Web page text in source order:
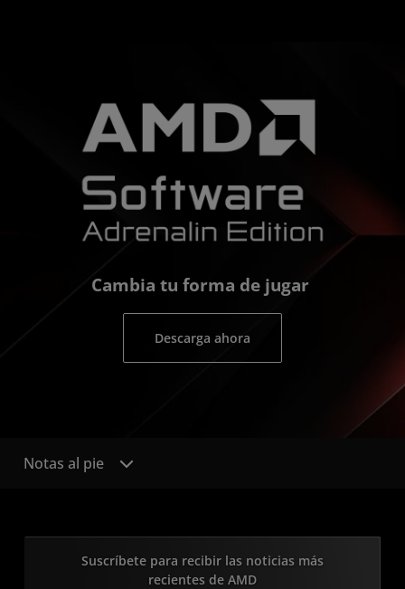
Cambia tu forma de jugar
Descarga ahora
Notas al pie
Suscríbete para recibir las noticias más
recientes de AMD